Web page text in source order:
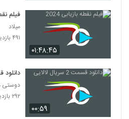
۰۱:۴۸:۴۵
فیلم
میلاد
۴۹۱ بازدید
۰۰:۵۹
دانلود قسمت 2
دوستی
۲۹۲ بازدید